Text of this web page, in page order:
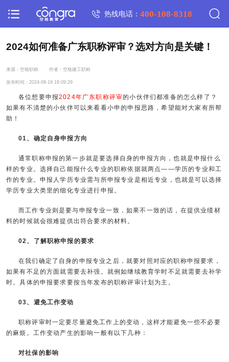
热线电话：400-108-8318
2024如何准备广东职称评审？选对方向是关键！
来源：空格职称 作者：空格建工职称
发布时间：2024-08-19 18:09:29
各位想要申报2024年广东职称评审的小伙伴们都准备的怎么样了？
如果有不清楚的小伙伴可以来看看小申的申报思路，希望能对大家有所帮
助！
01、确定自身申报方向
通常职称申报的第一步就是要选择自身的申报方向，也就是申报什么
样的专业。选择自己能报什么专业的职称依据就两点——学历的专业和工
作的专业。申报人学历专业需与所申报专业是相近专业，也就是可以选择
学历专业大类里的细化专业进行申报。
而工作专业则是要与申报专业一致，如果不一致的话，在提供业绩材
料的时候就会很难提供出符合要求的材料。
02、了解职称申报的要求
在我们确定了自身的申报专业之后，就要对照对应的职称申报要求，
如果有不足的方面就需要去补强。就例如继续教育学时不足就需要去补学
时。具体的申报要求要按当年发布的职称评审计划为主。
03、避免工作变动
职称评审时一定要尽量避免工作上的变动，这样才能避免一些不必要
的麻烦。工作变动产生的影响一般有以下几种：
对社保的影响